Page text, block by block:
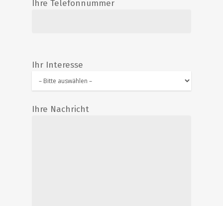
Ihre Telefonnummer
Ihr Interesse
Ihre Nachricht